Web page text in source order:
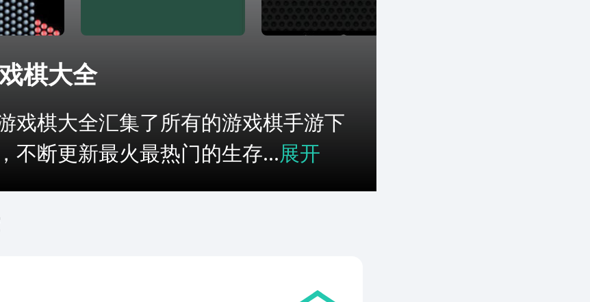
棋大全
戏棋大全汇集了所有的游戏棋手游下
不断更新最火最热门的生存...展开